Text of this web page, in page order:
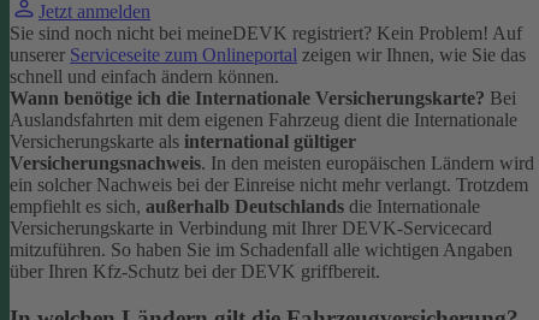
Jetzt anmelden
Sie sind noch nicht bei meineDEVK registriert? Kein Problem! Auf
unserer Serviceseite zum Onlineportal zeigen wir Ihnen, wie Sie das
schnell und einfach ändern können.
Wann benötige ich die Internationale Versicherungskarte? Bei
Auslandsfahrten mit dem eigenen Fahrzeug dient die Internationale
Versicherungskarte als international gültiger
Versicherungsnachweis. In den meisten europäischen Ländern wird
ein solcher Nachweis bei der Einreise nicht mehr verlangt. Trotzdem
empfiehlt es sich, außerhalb Deutschlands die Internationale
Versicherungskarte in Verbindung mit Ihrer DEVK-Servicecard
mitzuführen. So haben Sie im Schadenfall alle wichtigen Angaben
über Ihren Kfz-Schutz bei der DEVK griffbereit.